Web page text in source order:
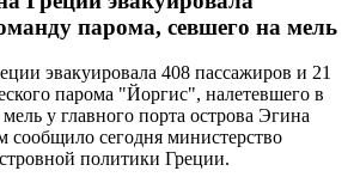
парома, севшего на мель
эвакуировала 408 пассажиров и 21
парома "Йоргис", налетевшего в
у главного порта острова Эгина
сегодня министерство
политики Греции.